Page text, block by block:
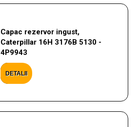
Capac rezervor ingust,
Caterpillar 16H 3176B 5130 -
4P9943
DETALII